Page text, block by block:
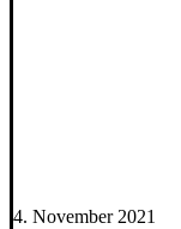
4. November 2021